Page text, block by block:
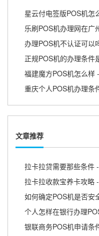
星云付电签版POS机怎
乐刷POS机办理网在广
办理POS机不认证可以
正规POS机的办理条件
福建魔方POS机怎么样
重庆个人POS机办理条
文章推荐
拉卡拉贷需要那些条件
拉卡拉收款宝养卡攻略
如何确定POS机是否安
银联商务POS机申请条